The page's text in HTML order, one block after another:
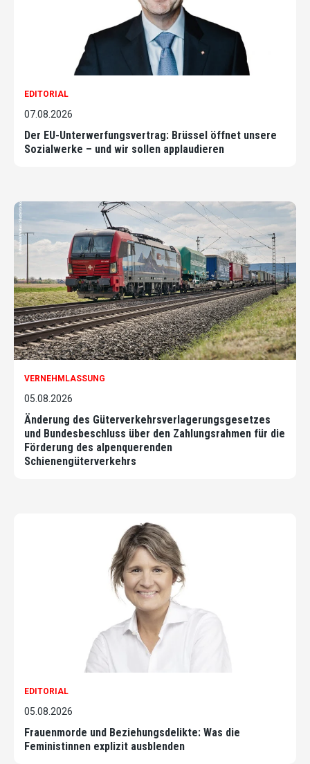
EDITORIAL
07.08.2026
Der EU-Unterwerfungsvertrag: Brüssel öffnet unsere
Sozialwerke – und wir sollen applaudieren
VERNEHMLASSUNG
05.08.2026
Änderung des Güterverkehrsverlagerungsgesetzes
und Bundesbeschluss über den Zahlungsrahmen für die
Förderung des alpenquerenden
Schienengüterverkehrs
EDITORIAL
05.08.2026
Frauenmorde und Beziehungsdelikte: Was die
Feministinnen explizit ausblenden